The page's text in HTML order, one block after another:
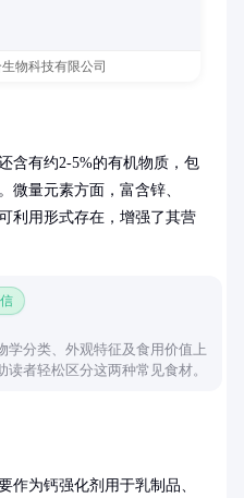
物科技有限公司
含有约2-5%的有机物质，包
微量元素方面，富含锌、
利用形式存在，增强了其营
学分类、外观特征及食用价值上
者轻松区分这两种常见食材。
作为钙强化剂用于乳制品、